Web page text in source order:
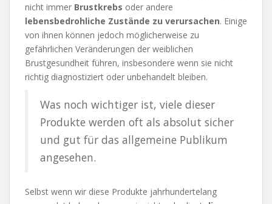
nicht immer Brustkrebs oder andere
lebensbedrohliche Zustände zu verursachen. Einige
von ihnen können jedoch möglicherweise zu
gefährlichen Veränderungen der weiblichen
Brustgesundheit führen, insbesondere wenn sie nicht
richtig diagnostiziert oder unbehandelt bleiben.
Was noch wichtiger ist, viele dieser
Produkte werden oft als absolut sicher
und gut für das allgemeine Publikum
angesehen.
Selbst wenn wir diese Produkte jahrhundertelang